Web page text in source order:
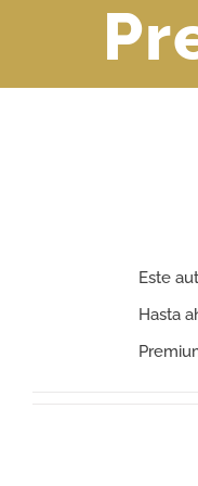
Este
Hasta